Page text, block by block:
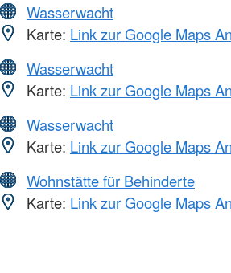
Wasserwacht
Karte: Link zur Google Maps
Wasserwacht
Karte: Link zur Google Maps
Wasserwacht
Karte: Link zur Google Maps
Wohnstätte für Behinderte
Karte: Link zur Google Maps